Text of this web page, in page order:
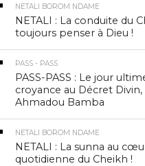
NETALI BOROM NDAME
NETALI : La conduite du
toujours penser à Dieu !
PASS - PASS
PASS-PASS : Le jour
croyance au Décret
Ahmadou Bamba
NETALI BOROM NDAME
NETALI : La sunna au
quotidienne du Cheikh !